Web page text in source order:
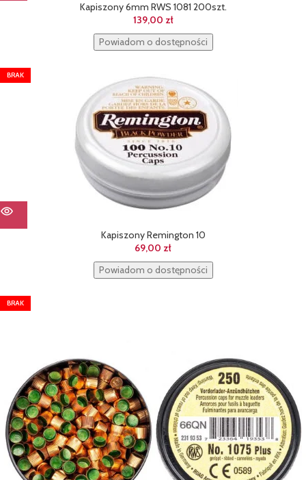
Kapiszony 6mm RWS 1081 200szt.
139,00 zł
Powiadom o dostępności
BRAK
Kapiszony Remington 10
69,00 zł
Powiadom o dostępności
BRAK